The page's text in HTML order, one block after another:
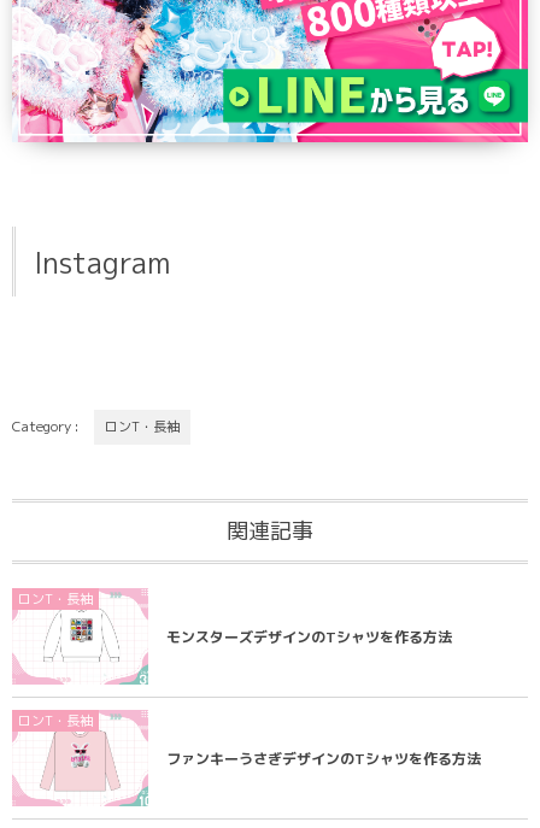
Instagram
Category : ロンT・長袖
関連記事
ロンT・長袖
モンスターズデザインのTシャツを作る方法
ロンT・長袖
ファンキーうさぎデザインのTシャツを作る方法